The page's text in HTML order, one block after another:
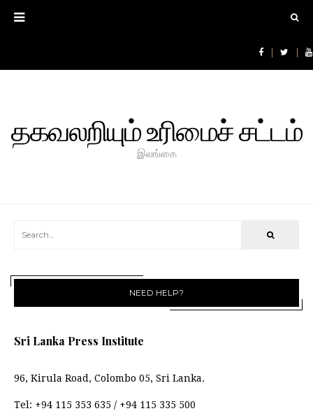
தகவலறியும் உரிமைச் சட்டம்
இலங்கை
NEED HELP?
Sri Lanka Press Institute
96, Kirula Road, Colombo 05, Sri Lanka.
Tel: +94 115 353 635 / +94 115 335 500